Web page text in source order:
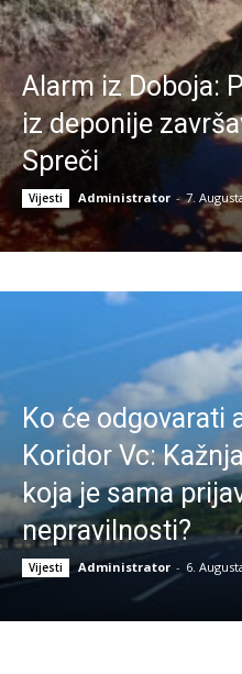
Alarm iz Doboja:
iz deponije
Spreči
Vijesti Administrator - 7.
Ko će odgovarati
Koridor Vc:
koja je sama
nepravilnosti?
Vijesti Administrator - 6.